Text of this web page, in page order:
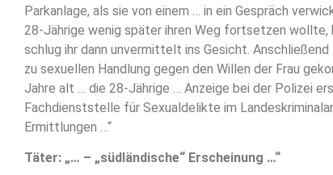
Parkanlage, als sie von einem … in ein Gespräch
28-Jährige wenig später ihren Weg fortsetzen
schlug ihr dann unvermittelt ins Gesicht.
zu sexuellen Handlung gegen den Willen der Frau
Jahre alt … die 28-Jährige … Anzeige bei der Polizei
Fachdienststelle für Sexualdelikte im
Ermittlungen …“
Täter: „… – „südländische“ Erscheinung …“